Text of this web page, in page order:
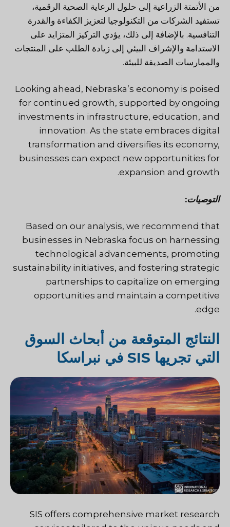
من الأتمتة الزراعية إلى حلول الرعاية الصحية الرقمية،
تستفيد الشركات من التكنولوجيا لتعزيز الكفاءة والقدرة
التنافسية. بالإضافة إلى ذلك، يؤدي التركيز المتزايد على
الاستدامة والإشراف البيئي إلى زيادة الطلب على المنتجات
والممارسات الصديقة للبيئة.
Looking ahead, Nebraska’s economy is poised
for continued growth, supported by ongoing
investments in infrastructure, education, and
innovation. As the state embraces digital
transformation and diversifies its economy,
businesses can expect new opportunities for
expansion and growth.
التوصيات:
Based on our analysis, we recommend that
businesses in Nebraska focus on harnessing
technological advancements, promoting
sustainability initiatives, and fostering strategic
partnerships to capitalize on emerging
opportunities and maintain a competitive
edge.
النتائج المتوقعة من أبحاث السوق
التي تجريها SIS في نبراسكا
SIS offers comprehensive market research